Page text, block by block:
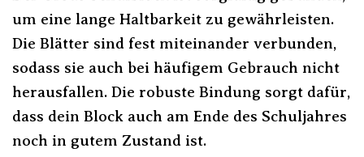
um eine lange Haltbarkeit zu gewährleisten.
Die Blätter sind fest miteinander verbunden,
sodass sie auch bei häufigem Gebrauch nicht
herausfallen. Die robuste Bindung sorgt dafür,
dass dein Block auch am Ende des Schuljahres
noch in gutem Zustand ist.